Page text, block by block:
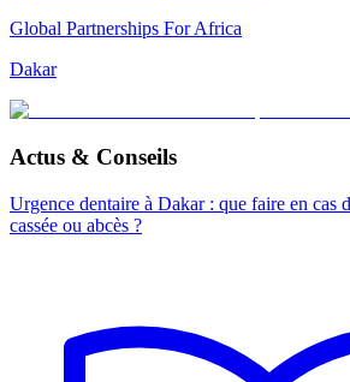
Global Partnerships For Africa
Dakar
Actus & Conseils
Urgence dentaire à Dakar : que faire en cas
cassée ou abcès ?